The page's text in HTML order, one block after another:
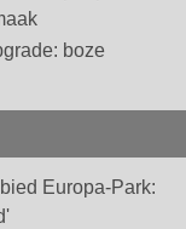
boze
Europa-Park: